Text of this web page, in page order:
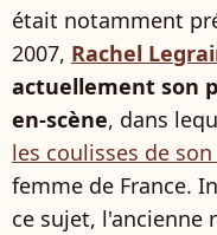
était notamment
2007, Rachel
actuellement son
en-scène, dans
les coulisses de
femme de France.
ce sujet, l'ancienne